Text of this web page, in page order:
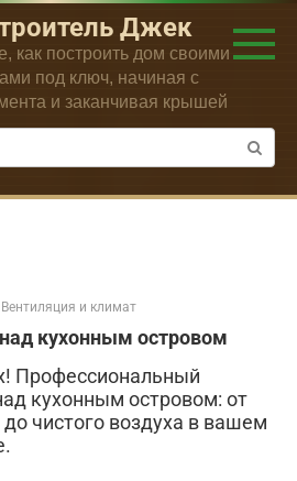
Джек
как построить дом своими
под ключ, начиная с
и заканчивая крышей
Вентиляция и климат
кухонным островом
Профессиональный
кухонным островом: от
чистого воздуха в вашем